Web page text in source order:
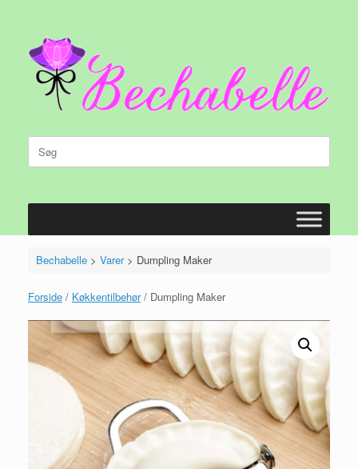
Søg
efter:
Bechabelle> Varer> Dumpling Maker
Forside / Køkkentilbehør/ Dumpling Maker